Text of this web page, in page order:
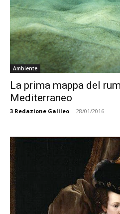
Ambiente
La prima mappa del
Mediterraneo
3 Redazione Galileo - 28/01/2016